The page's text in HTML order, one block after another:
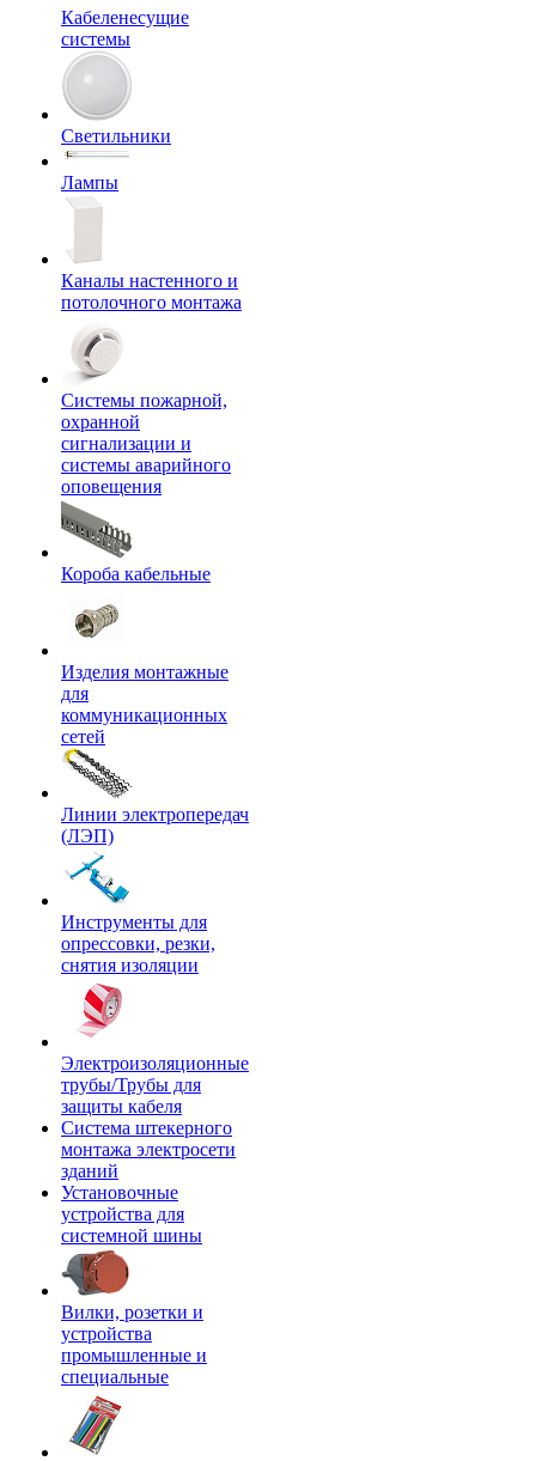
Кабеленесущие
системы
Светильники
Лампы
Каналы настенного и
потолочного монтажа
Системы пожарной,
охранной
сигнализации и
системы аварийного
оповещения
Короба кабельные
Изделия монтажные
для
коммуникационных
сетей
Линии электропередач
(ЛЭП)
Инструменты для
опрессовки, резки,
снятия изоляции
Электроизоляционные
трубы/Трубы для
защиты кабеля
Система штекерного
монтажа электросети
зданий
Установочные
устройства для
системной шины
Вилки, розетки и
устройства
промышленные и
специальные